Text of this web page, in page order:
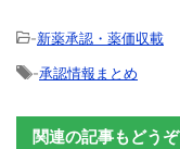
-新薬承認・薬価収載
-承認情報まとめ
関連の記事もどうぞ